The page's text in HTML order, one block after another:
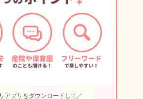
アプリをダウンロードして／